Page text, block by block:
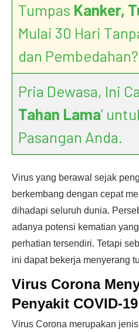
Tumpas Kanker,
Mulai 30 Hari
dan
Pria Dewasa, Ini
Tahan Lama’
Pasangan Anda.
Virus yang berawal sejak
berkembang dengan cepat
dihadapi seluruh dunia.
adanya potensi kematian
perhatian tersendiri. Tetapi
ini dapat bekerja menyerang
Virus Corona
Penyakit COVID-19
Virus Corona merupakan